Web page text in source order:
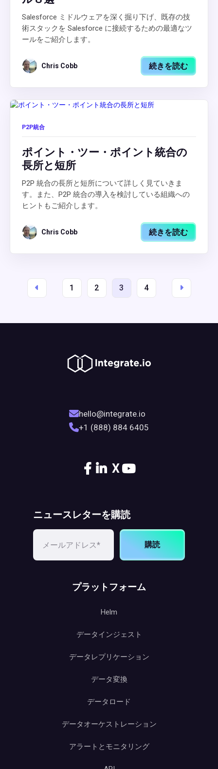
Salesforce ミドルウェアを深く掘り下げ、既存の技
術スタックを Salesforce に接続するための最適なツ
ールをご紹介します。
Chris Cobb 続きを読む
P2P統合
ポイント・ツー・ポイント統合の
長所と短所
P2P 統合の長所と短所について詳しく見ていきま
す。また、P2P 統合の導入を検討している組織への
ヒントもご紹介します。
Chris Cobb 続きを読む
1 2 3 4
hello@integrate.io
+1 (888) 884 6405
X
ニュースレターを購読
購読
プラットフォーム
Helm
データインジェスト
データレプリケーション
データ変換
データロード
データオーケストレーション
アラートとモニタリング